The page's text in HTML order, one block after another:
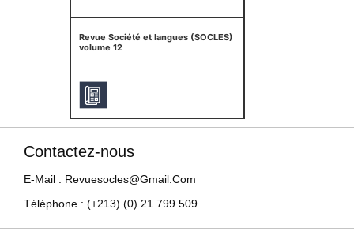
Revue Société et langues (SOCLES)
volume 12
Contactez-nous
E-Mail : Revuesocles@gmail.com
Téléphone : (+213) (0) 21 799 509